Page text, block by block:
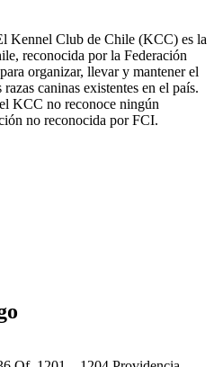
Kennel Club de Chile (KCC) es la
reconocida por la Federación
organizar, llevar y mantener el
caninas existentes en el país.
KCC no reconoce ningún
no reconocida por FCI.